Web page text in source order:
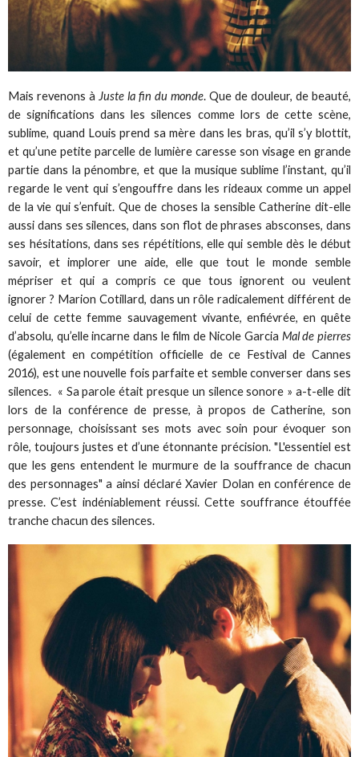
Mais revenons à Juste la fin du monde. Que de douleur, de beauté,
de significations dans les silences comme lors de cette scène,
sublime, quand Louis prend sa mère dans les bras, qu’il s’y blottit,
et qu’une petite parcelle de lumière caresse son visage en grande
partie dans la pénombre, et que la musique sublime l’instant, qu’il
regarde le vent qui s’engouffre dans les rideaux comme un appel
de la vie qui s’enfuit. Que de choses la sensible Catherine dit-elle
aussi dans ses silences, dans son flot de phrases absconses, dans
ses hésitations, dans ses répétitions, elle qui semble dès le début
savoir, et implorer une aide, elle que tout le monde semble
mépriser et qui a compris ce que tous ignorent ou veulent
ignorer ? Marion Cotillard, dans un rôle radicalement différent de
celui de cette femme sauvagement vivante, enfiévrée, en quête
d’absolu, qu’elle incarne dans le film de Nicole Garcia Mal de pierres
(également en compétition officielle de ce Festival de Cannes
2016), est une nouvelle fois parfaite et semble converser dans ses
silences. « Sa parole était presque un silence sonore » a-t-elle dit
lors de la conférence de presse, à propos de Catherine, son
personnage, choisissant ses mots avec soin pour évoquer son
rôle, toujours justes et d’une étonnante précision. "L'essentiel est
que les gens entendent le murmure de la souffrance de chacun
des personnages" a ainsi déclaré Xavier Dolan en conférence de
presse. C’est indéniablement réussi. Cette souffrance étouffée
tranche chacun des silences.